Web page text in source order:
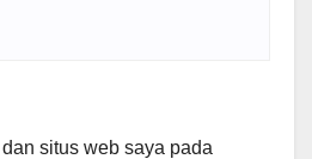
situs web saya pada